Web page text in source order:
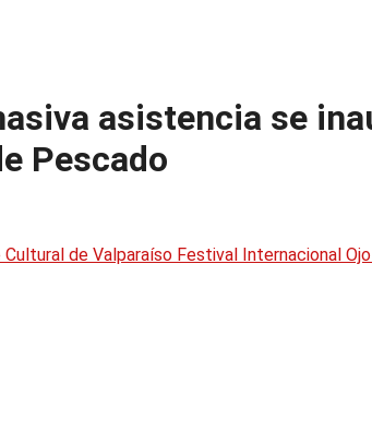
asistencia se
Pescado